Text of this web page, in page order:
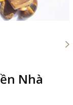
Nhà